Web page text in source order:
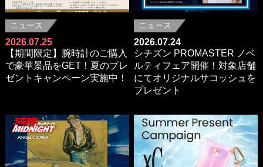
ニュース
2026.07.25
【期間限定】腕時計のご購入
で豪華景品をGET！夏のプレ
ゼントキャンペーン実施中！
ニュース
2026.07.24
シチズン PROMASTER ノベ
ルティフェア開催！対象店舗
にてオリジナルサコッシュを
プレゼント